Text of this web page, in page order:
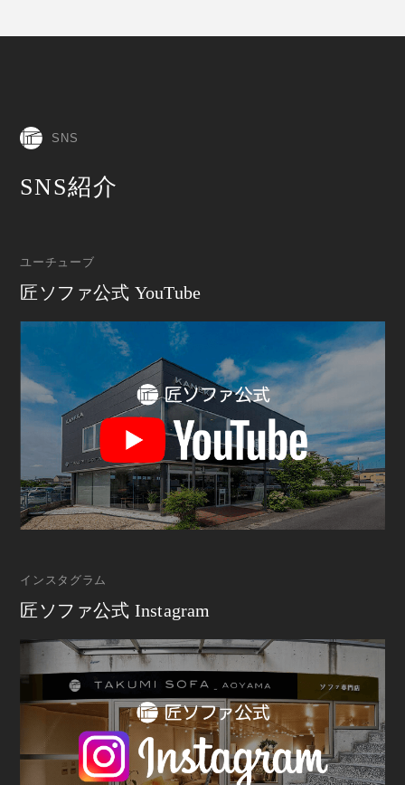
SNS
SNS紹介
ユーチューブ
匠ソファ公式 YouTube
インスタグラム
匠ソファ公式 Instagram